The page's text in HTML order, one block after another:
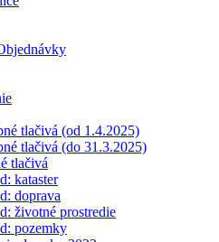
tlačivá (od 1.4.2025)
tlačivá (do 31.3.2025)
tlačivá
kataster
doprava
životné prostredie
pozemky